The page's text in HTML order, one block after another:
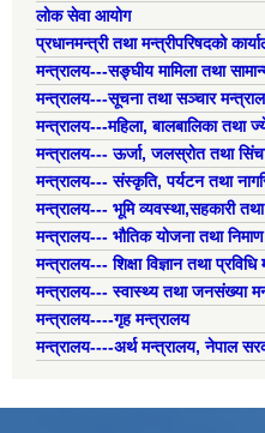
लोक सेवा आयोग
प्रधानमन्त्री तथा मन्त्रीपरिषदको
मन्त्रालय---सङ्घीय मामिला तथा
मन्त्रालय---सूचना तथा सञ्चार
मन्त्रालय---महिला, बालबालिका तथा
मन्त्रालय--- ऊर्जा, जलस्रोत तथा
मन्त्रालय--- संस्कृति, पर्यटन तथा
मन्त्रालय--- भूमि व्यवस्था,सहकारी तथा
मन्त्रालय--- भौतिक योजना तथा
मन्त्रालय--- शिक्षा विज्ञान तथा
मन्त्रालय--- स्वास्थ्य तथा जनसंख्या
मन्त्रालय----गृह मन्त्रालय
मन्त्रालय----अर्थ मन्त्रालय, नेपाल